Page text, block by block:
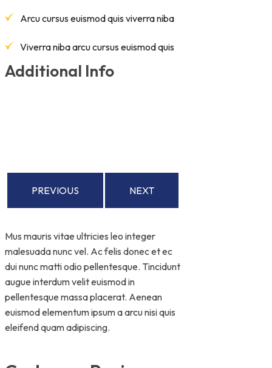
Arcu cursus euismod quis viverra niba
Viverra niba arcu cursus euismod quis
Additional Info
PREVIOUS NEXT
Mus mauris vitae ultricies leo integer
malesuada nunc vel. Ac felis donec et ec
dui nunc matti odio pellentesque. Tincidunt
augue interdum velit euismod in
pellentesque massa placerat. Aenean
euismod elementum ipsum a arcu nisi quis
eleifend quam adipiscing.